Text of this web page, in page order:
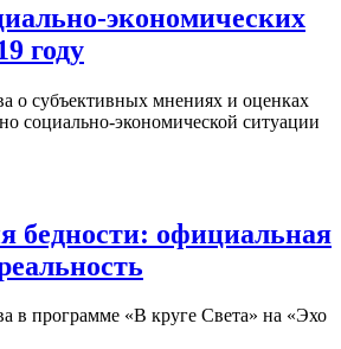
экономических
году
о субъективных мнениях и оценках
социально-экономической ситуации
бедности: официальная
в программе «В круге Света» на «Эхо